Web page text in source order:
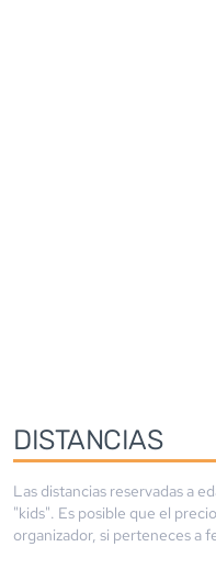
DISTANCIAS
Las distancias reservadas a
"kids". Es posible que el
organizador, si perteneces a